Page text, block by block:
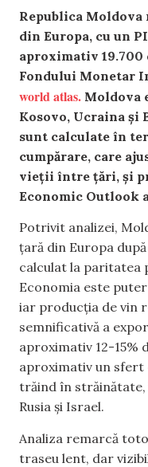
Republica Moldova
din Europa, cu un
aproximativ
Fondului Monetar
world atlas. Moldova
Kosovo, Ucraina și
sunt calculate în
cumpărare, care
vieții între țări, și
Economic Outlook
Potrivit analizei,
țară din Europa
calculat la paritatea
Economia este
iar producția de vin
semnificativă a
aproximativ 12-15%
aproximativ un sfert
trăind în străinătate,
Rusia și Israel.
Analiza remarcă
traseu lent, dar